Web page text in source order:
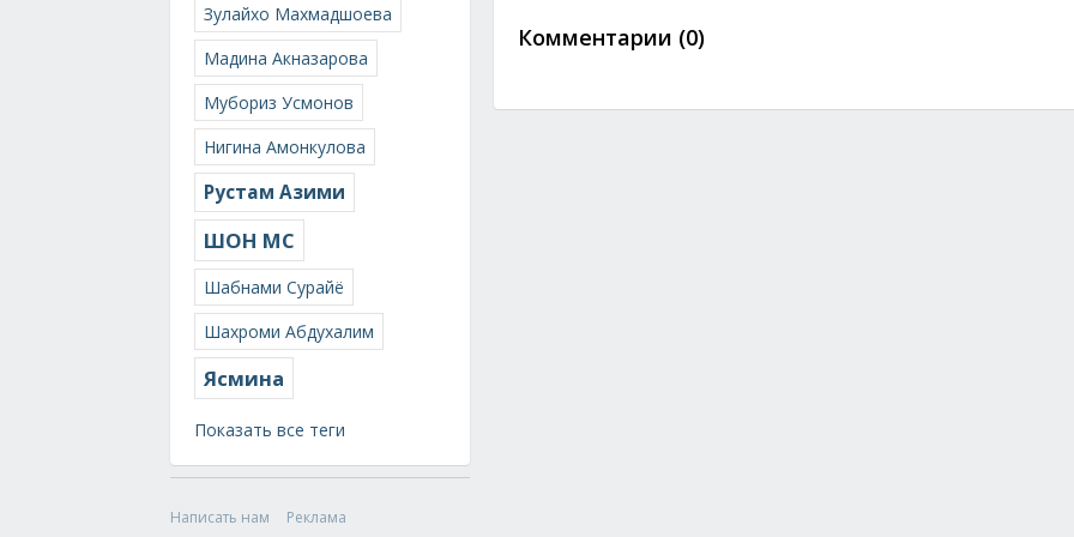
Зулайхо Махмадшоева
Мадина Акназарова
Мубориз Усмонов
Нигина Амонкулова
Рустам Азими
ШОН МС
Шабнами Сурайё
Шахроми Абдухалим
Ясмина
Показать все теги
Написать нам
Реклама
Комментарии (0)